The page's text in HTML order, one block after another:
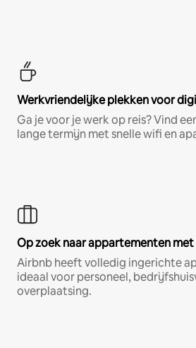
Werkvriendelijke plekken voor
Ga je voor je werk op reis? Vind
lange termijn met snelle wifi en
Op zoek naar appartementen
Airbnb heeft volledig ingerichte
ideaal voor personeel,
overplaatsing.